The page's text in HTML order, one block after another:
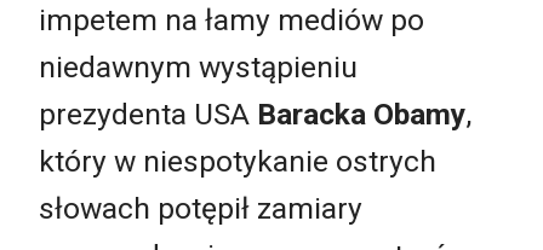
impetem na łamy mediów po
niedawnym wystąpieniu
prezydenta USA Baracka Obamy,
który w niespotykanie ostrych
słowach potępił zamiary